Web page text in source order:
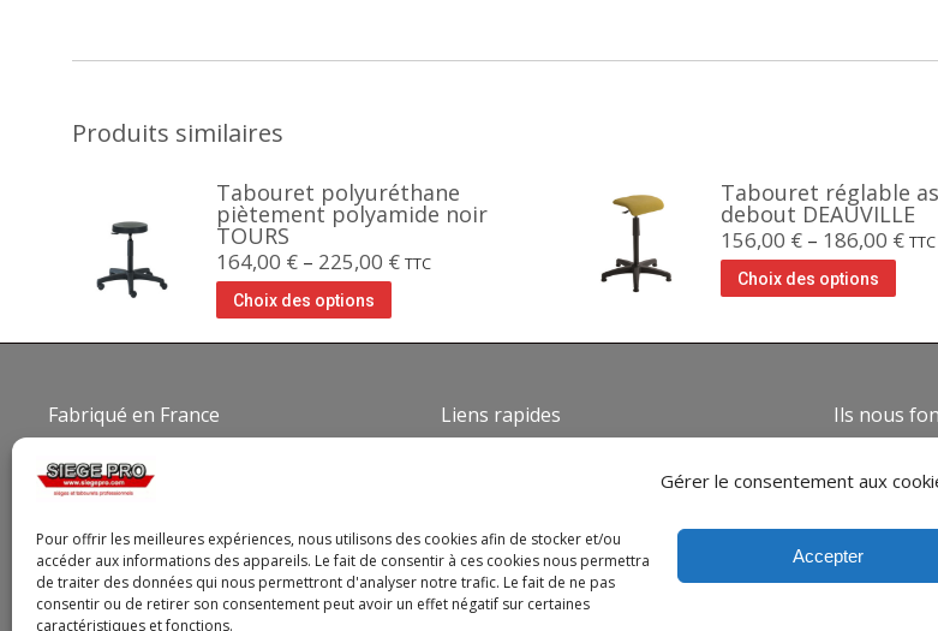
Gérer le consentement aux
Pour offrir les meilleures expériences, nous utilisons des cookies afin de stocker et/ou
accéder aux informations des appareils. Le fait de consentir à ces cookies nous permettra
de traiter des données qui nous permettront d'analyser notre trafic. Le fait de ne pas
consentir ou de retirer son consentement peut avoir un effet négatif sur certaines
caractéristiques et fonctions.
Accepter
Produits similaires
Tabouret polyuréthane
piètement polyamide noir
TOURS
164,00 € – 225,00 € TTC
Choix des options
Tabouret réglable
debout DEAUVILLE
156,00 € – 186,00 € TTC
Choix des options
Fabriqué en France Liens rapides
Conditions générales de vente
Politique de confidentialité
Politique de cookies
Mentions légales
Ils nous